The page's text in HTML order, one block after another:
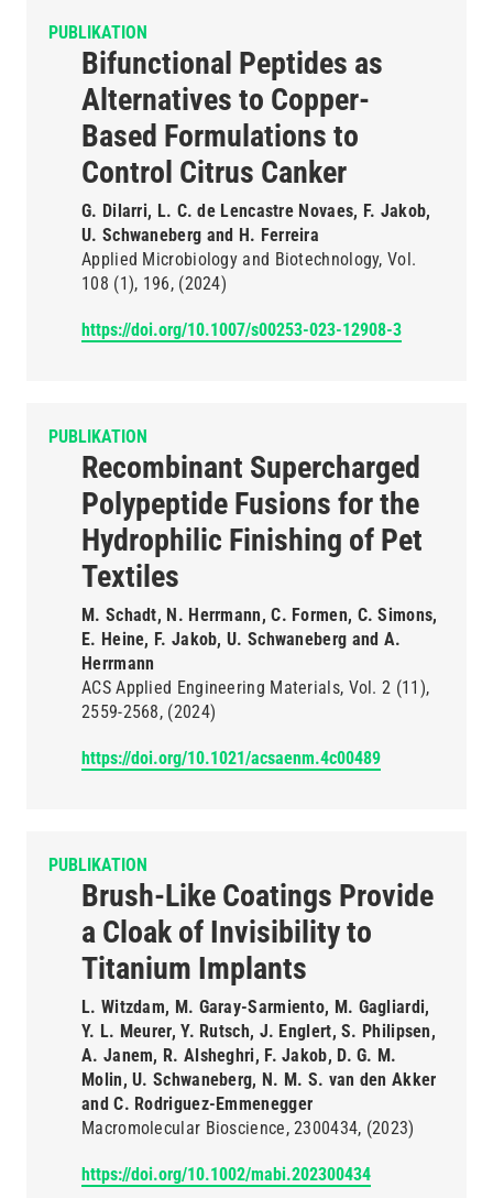
PUBLIKATION
Bifunctional Peptides as
Alternatives to Copper-
Based Formulations to
Control Citrus Canker
G. Dilarri, L. C. de Lencastre Novaes, F. Jakob,
U. Schwaneberg and H. Ferreira
Applied Microbiology and Biotechnology Vol.
108 (1) 196 (2024)
https://doi.org/10.1007/s00253-023-12908-3
PUBLIKATION
Recombinant Supercharged
Polypeptide Fusions for the
Hydrophilic Finishing of Pet
Textiles
M. Schadt, N. Herrmann, C. Formen, C. Simons,
E. Heine, F. Jakob, U. Schwaneberg and A.
Herrmann
ACS Applied Engineering Materials Vol. 2 (11)
2559-2568 (2024)
https://doi.org/10.1021/acsaenm.4c00489
PUBLIKATION
Brush-Like Coatings Provide
a Cloak of Invisibility to
Titanium Implants
L. Witzdam, M. Garay-Sarmiento, M. Gagliardi,
Y. L. Meurer, Y. Rutsch, J. Englert, S. Philipsen,
A. Janem, R. Alsheghri, F. Jakob, D. G. M.
Molin, U. Schwaneberg, N. M. S. van den Akker
and C. Rodriguez-Emmenegger
Macromolecular Bioscience 2300434 (2023)
https://doi.org/10.1002/mabi.202300434